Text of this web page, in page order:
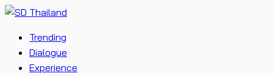
Trending
Dialogue
Experience